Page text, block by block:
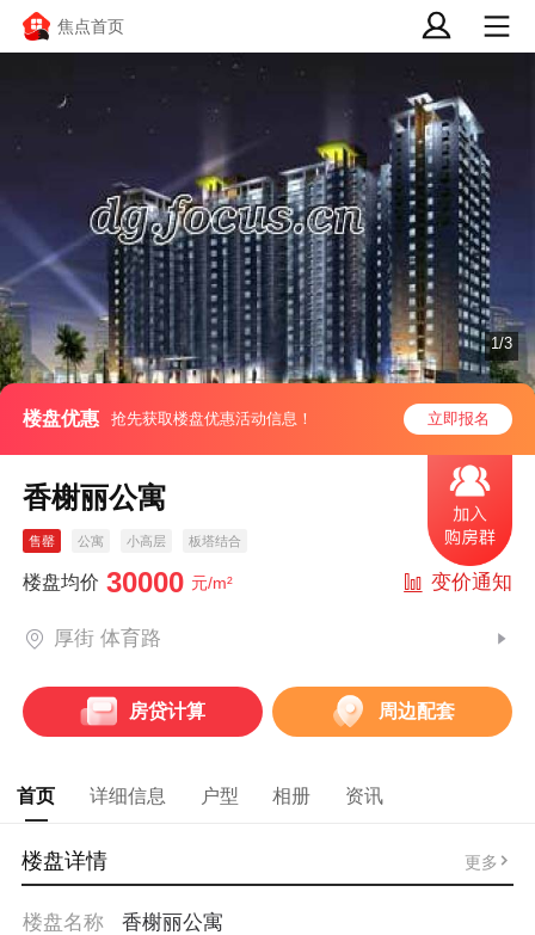
焦点首页
楼盘优惠 抢先获取楼盘优惠活动信息！ 立即报名
1/3
香榭丽公寓
售罄 公寓 小高层 板塔结合
楼盘均价 30000 元/m² 变价通知
厚街 体育路
房贷计算 周边配套
首页 详细信息 户型 相册 资讯
楼盘详情 更多
楼盘名称
香榭丽公寓